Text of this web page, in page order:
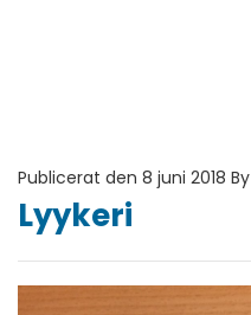
Publicerat den 8 juni 2018 By
Lyykeri